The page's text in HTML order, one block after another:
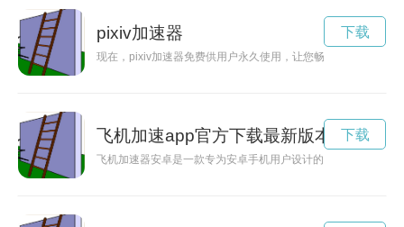
pixiv加速器
现在，pixiv加速器免费供用户永久使用，让您畅快享受艺术创作
下载
飞机加速app官方下载最新版本
飞机加速器安卓是一款专为安卓手机用户设计的网络加速器应
下载